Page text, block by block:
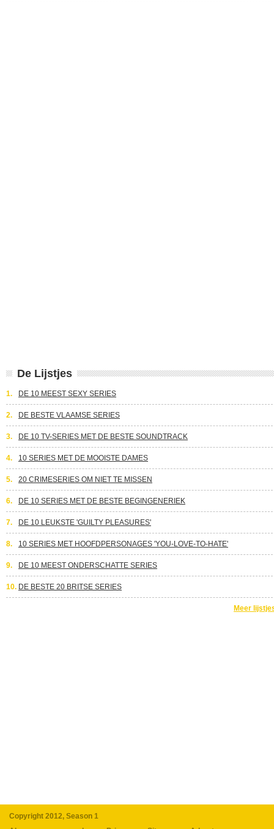
De Lijstjes
1. DE 10 MEEST SEXY SERIES
2. DE BESTE VLAAMSE SERIES
3. DE 10 TV-SERIES MET DE BESTE SOUNDTRACK
4. 10 SERIES MET DE MOOISTE DAMES
5. 20 CRIMESERIES OM NIET TE MISSEN
6. DE 10 SERIES MET DE BESTE BEGINGENERIEK
7. DE 10 LEUKSTE 'GUILTY PLEASURES'
8. 10 SERIES MET HOOFDPERSONAGES 'YOU-LOVE-TO-HATE'
9. DE 10 MEEST ONDERSCHATTE SERIES
10. DE BESTE 20 BRITSE SERIES
Meer
Copyright 2012, Season 1